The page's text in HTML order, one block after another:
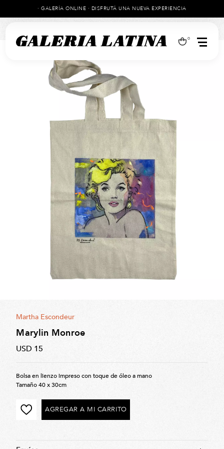
· GALERÍA ONLINE · DISFRUTÁ UNA NUEVA EXPERIENCIA
0
Martha Escondeur
Marylin Monroe
USD 15
Bolsa en lienzo impreso con toque de óleo a mano
Tamaño 40 x 30cm
AGREGAR A MI CARRITO